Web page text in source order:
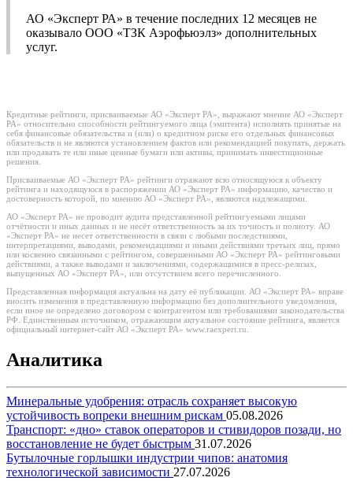
АО «Эксперт РА» в течение последних 12 месяцев не
оказывало ООО «ТЗК Аэрофьюэлз» дополнительных
услуг.
Кредитные рейтинги, присваиваемые АО «Эксперт РА», выражают мнение АО «Эксперт
РА» относительно способности рейтингуемого лица (эмитента) исполнять принятые на
себя финансовые обязательства и (или) о кредитном риске его отдельных финансовых
обязательств и не являются установлением фактов или рекомендацией покупать, держать
или продавать те или иные ценные бумаги или активы, принимать инвестиционные
решения.
Присваиваемые АО «Эксперт РА» рейтинги отражают всю относящуюся к объекту
рейтинга и находящуюся в распоряжении АО «Эксперт РА» информацию, качество и
достоверность которой, по мнению АО «Эксперт РА», являются надлежащими.
АО «Эксперт РА» не проводит аудита представленной рейтингуемыми лицами
отчётности и иных данных и не несёт ответственность за их точность и полноту. АО
«Эксперт РА» не несет ответственности в связи с любыми последствиями,
интерпретациями, выводами, рекомендациями и иными действиями третьих лиц, прямо
или косвенно связанными с рейтингом, совершенными АО «Эксперт РА» рейтинговыми
действиями, а также выводами и заключениями, содержащимися в пресс-релизах,
выпущенных АО «Эксперт РА», или отсутствием всего перечисленного.
Представленная информация актуальна на дату её публикации. АО «Эксперт РА» вправе
вносить изменения в представленную информацию без дополнительного уведомления,
если иное не определено договором с контрагентом или требованиями законодательства
РФ. Единственным источником, отражающим актуальное состояние рейтинга, является
официальный интернет-сайт АО «Эксперт РА» www.raexpert.ru.
Аналитика
Минеральные удобрения: отрасль сохраняет высокую
устойчивость вопреки внешним рискам 05.08.2026
Транспорт: «дно» ставок операторов и стивидоров позади, но
восстановление не будет быстрым 31.07.2026
Бутылочные горлышки индустрии чипов: анатомия
технологической зависимости 27.07.2026